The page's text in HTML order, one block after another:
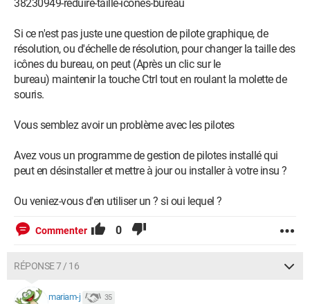
38230949-reduire-taille-icones-bureau
Si ce n'est pas juste une question de pilote graphique, de
résolution, ou d'échelle de résolution, pour changer la taille des
icônes du bureau, on peut (Après un clic sur le
bureau) maintenir la touche Ctrl tout en roulant la molette de
souris.
Vous semblez avoir un problème avec les pilotes
Avez vous un programme de gestion de pilotes installé qui
peut en désinstaller et mettre à jour ou installer à votre insu ?
Ou veniez-vous d'en utiliser un ? si oui lequel ?
Commenter 0
RÉPONSE 7 / 16
mariam-j 35